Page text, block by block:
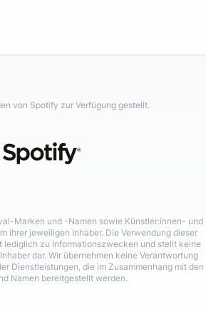
von Spotify zur Verfügung gestellt.
Marken und -Namen sowie Künstler:innen- und
ihrer jeweiligen Inhaber. Die Verwendung dieser
lediglich zu Informationszwecken und stellt keine
dar. Wir übernehmen keine Verantwortung
Dienstleistungen, die im Zusammenhang mit den
Namen bereitgestellt werden.